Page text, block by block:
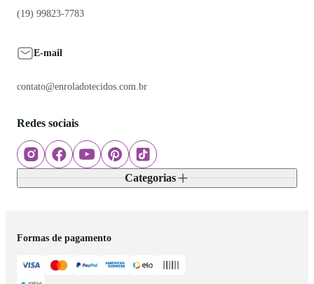
(19) 99823-7783
E-mail
contato@enroladotecidos.com.br
Redes sociais
Categorias
Formas de pagamento